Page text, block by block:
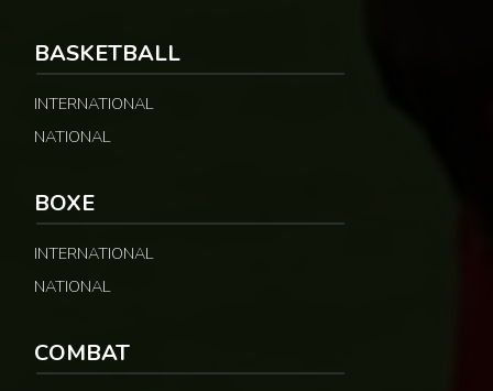
BASKETBALL
INTERNATIONAL
NATIONAL
BOXE
INTERNATIONAL
NATIONAL
COMBAT